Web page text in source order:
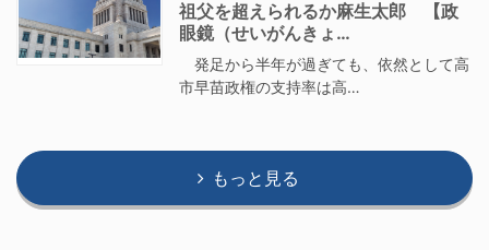
祖父を超えられるか麻生太郎 【政
眼鏡（せいがんきょ…
発足から半年が過ぎても、依然として高
市早苗政権の支持率は高…
もっと見る